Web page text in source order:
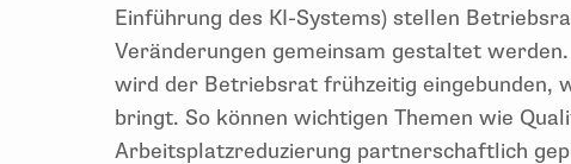
Einführung des KI-Systems) stellen
Veränderungen gemeinsam gestaltet
wird der Betriebsrat frühzeitig eingebunden,
bringt. So können wichtigen Themen wie
Arbeitsplatzreduzierung partnerschaftlich